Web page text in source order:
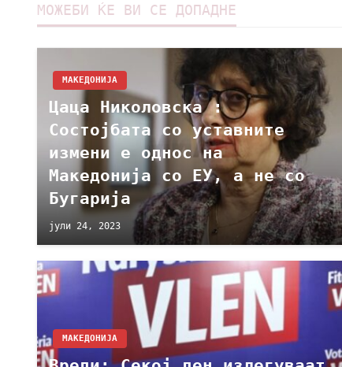
МОЖЕБИ ЌЕ ВИ СЕ ДОПАДНЕ
МАКЕДОНИЈА
Цаца Николовска :
Состојбата со уставните
измени е однос на
Македонија со ЕУ, а не со
Бугарија
јули 24, 2023
МАКЕДОНИЈА